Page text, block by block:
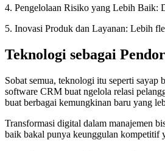
4. Pengelolaan Risiko yang Lebih Baik:
5. Inovasi Produk dan Layanan: Lebih
Teknologi sebagai
Sobat semua, teknologi itu seperti
software CRM buat ngelola relasi
buat berbagai kemungkinan baru yang
Transformasi digital dalam manajemen
baik bakal punya keunggulan kompetitif